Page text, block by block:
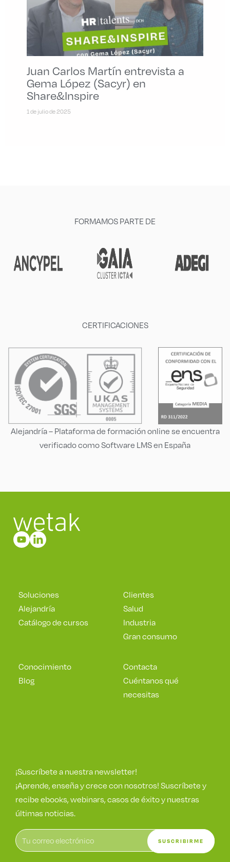
Juan Carlos Martín entrevista a
Gema López (Sacyr) en
Share&Inspire
1 de julio de 2025
FORMAMOS PARTE DE
CERTIFICACIONES
Alejandría – Plataforma de formación online se encuentra
verificado como Software LMS en España
Soluciones
Alejandría
Catálogo de cursos
Clientes
Salud
Industria
Gran consumo
Conocimiento
Blog
Contacta
Cuéntanos qué
necesitas
¡Suscríbete a nuestra newsletter!
¡Aprende, enseña y crece con nosotros! Suscríbete y
recibe ebooks, webinars, casos de éxito y nuestras
últimas noticias.